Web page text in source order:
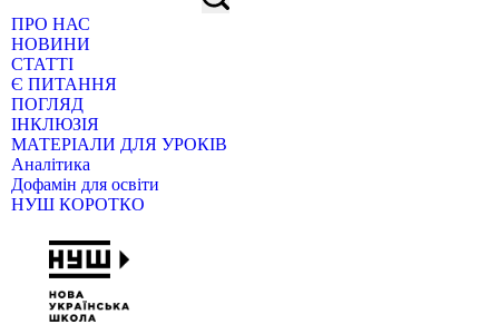
ПРО НАС
НОВИНИ
СТАТТІ
Є ПИТАННЯ
ПОГЛЯД
ІНКЛЮЗІЯ
МАТЕРІАЛИ ДЛЯ УРОКІВ
Аналітика
Дофамін для освіти
НУШ КОРОТКО